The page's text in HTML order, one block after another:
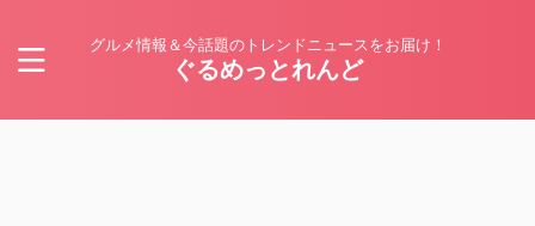
グルメ情報＆今話題のトレンドニュースをお届け！
ぐるめっとれんど